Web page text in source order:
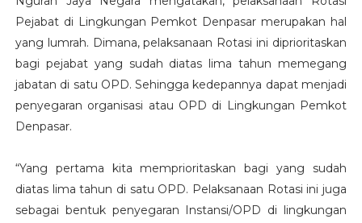
Pejabat di Lingkungan Pemkot Denpasar merupakan hal
yang lumrah. Dimana, pelaksanaan Rotasi ini diprioritaskan
bagi pejabat yang sudah diatas lima tahun memegang
jabatan di satu OPD. Sehingga kedepannya dapat menjadi
penyegaran organisasi atau OPD di Lingkungan Pemkot
Denpasar.
“Yang pertama kita memprioritaskan bagi yang sudah
diatas lima tahun di satu OPD. Pelaksanaan Rotasi ini juga
sebagai bentuk penyegaran Instansi/OPD di lingkungan